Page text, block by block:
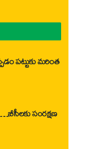
పట్టుకు మరింత
సంరక్షణ